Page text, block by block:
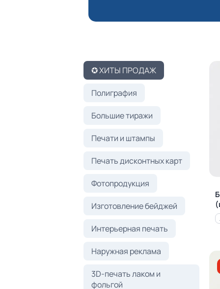
✪ ХИТЫ ПРОДАЖ
Полиграфия
Большие тиражи
Печати и штампы
Печать дисконтных карт
Фотопродукция
Изготовление бейджей
Интерьерная печать
Наружная реклама
3D-печать лаком и
фольгой